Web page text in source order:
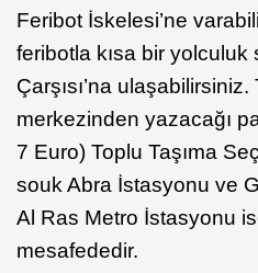
Feribot İskelesi’ne
feribotla kısa bir yolculuk
Çarşısı’na ulaşabilirsiniz.
merkezinden yazacağı
7 Euro) Toplu Taşıma
souk Abra İstasyonu ve
Al Ras Metro İstasyonu
mesafededir.